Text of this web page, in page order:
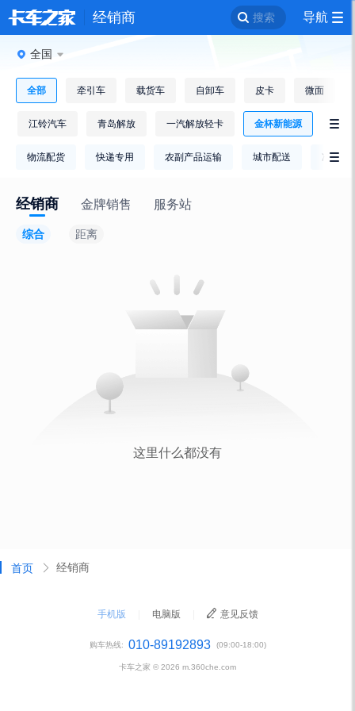
经销商 搜索 导航
全国
全部 牵引车 载货车 自卸车 皮卡 微面
江铃汽车 青岛解放 一汽解放轻卡 金杯新能源 
物流配货 快递专用 农副产品运输 城市配送 冷链运

经销商 金牌销售 服务站
综合 距离
首页 经销商
手机版 电脑版 意见反馈
购车热线: 010-89192893 (09:00-18:00)
卡车之家 © 2026 m.360che.com